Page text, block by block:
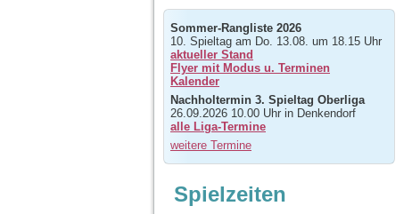
Sommer-Rangliste 2026
10. Spieltag am Do. 13.08. um 18.15 Uhr
aktueller Stand
Flyer mit Modus u. Terminen
Kalender
Nachholtermin 3. Spieltag Oberliga
26.09.2026 10.00 Uhr in Denkendorf
alle Liga-Termine
weitere Termine
Spielzeiten